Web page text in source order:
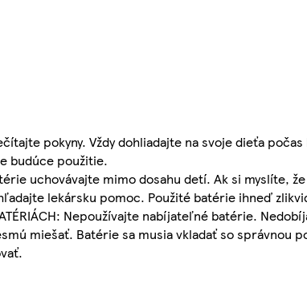
pokyny. Vždy dohliadajte na svoje dieťa
budúce použitie.
uchovávajte mimo dosahu detí. Ak si
lekársku pomoc. Použité batérie ihneď
Nepoužívajte nabíjateľné batérie.
miešať. Batérie sa musia vkladať so správnou